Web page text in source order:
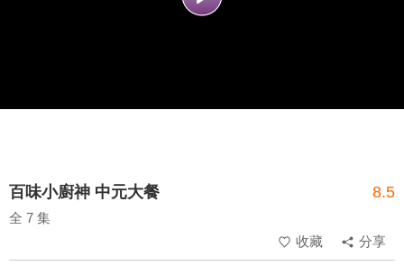
百味小廚神 中元大餐 8.5
全 7 集
收藏
分享